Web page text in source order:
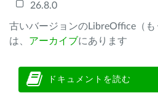
26.8.0
古いバージョンのLibreOffice（も
は、 アーカイブにあります
ドキュメントを読む